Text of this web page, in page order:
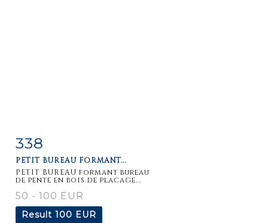
Item detail
338
PETIT BUREAU FORMANT...
PETIT BUREAU formant bureau
de pente en bois de placage...
50 - 100 EUR
Result 100 EUR